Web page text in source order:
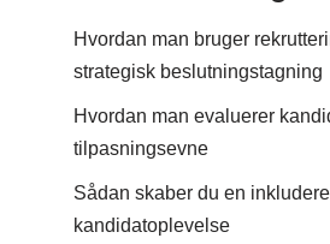
Hvordan man bruger
strategisk beslutningstagning
Hvordan man evaluerer
tilpasningsevne
Sådan skaber du en
kandidatoplevelse